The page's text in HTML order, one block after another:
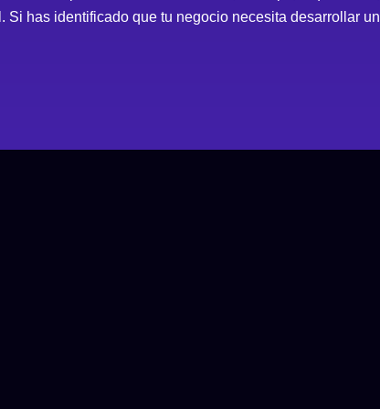
has identificado que tu negocio necesita desarrollar